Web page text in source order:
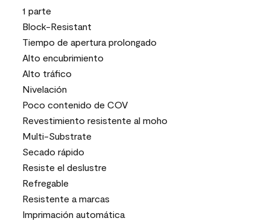
1 parte
Block-Resistant
Tiempo de apertura prolongado
Alto encubrimiento
Alto tráfico
Nivelación
Poco contenido de COV
Revestimiento resistente al moho
Multi-Substrate
Secado rápido
Resiste el deslustre
Refregable
Resistente a marcas
Imprimación automática